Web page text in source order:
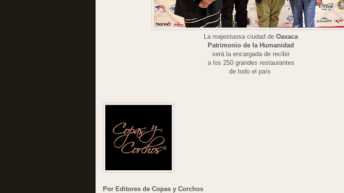
La majestuosa ciudad de Oaxaca
Patrimonio de la Humanidad
será la encargada de recibir
a los 250 grandes restaurantes
de todo el país
Por Editores de Copas y Corchos